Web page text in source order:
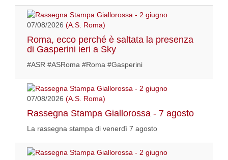
07/08/2026 (A.S. Roma)
Roma, ecco perché è saltata la presenza
di Gasperini ieri a Sky
#ASR #ASRoma #Roma #Gasperini
07/08/2026 (A.S. Roma)
Rassegna Stampa Giallorossa - 7 agosto
La rassegna stampa di venerdì 7 agosto